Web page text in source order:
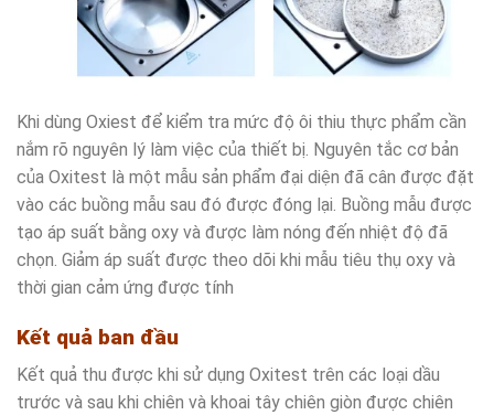
Khi dùng Oxiest để kiểm tra mức độ ôi thiu thực phẩm cần
nắm rõ nguyên lý làm việc của thiết bị. Nguyên tắc cơ bản
của Oxitest là một mẫu sản phẩm đại diện đã cân được đặt
vào các buồng mẫu sau đó được đóng lại. Buồng mẫu được
tạo áp suất bằng oxy và được làm nóng đến nhiệt độ đã
chọn. Giảm áp suất được theo dõi khi mẫu tiêu thụ oxy và
thời gian cảm ứng được tính
Kết quả ban đầu
Kết quả thu được khi sử dụng Oxitest trên các loại dầu
trước và sau khi chiên và khoai tây chiên giòn được chiên